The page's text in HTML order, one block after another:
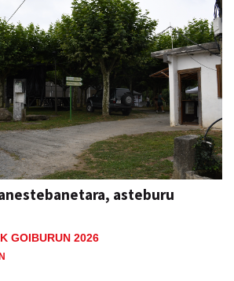
asteburu
GOIBURUN 2026